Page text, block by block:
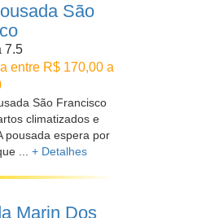
São
7.5
entre R$ 170,00 a
São Francisco
climatizados e
pousada espera por
... + Detalhes
Marin Dos